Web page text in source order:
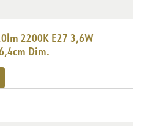
2200K E27 3,6W
Dim.